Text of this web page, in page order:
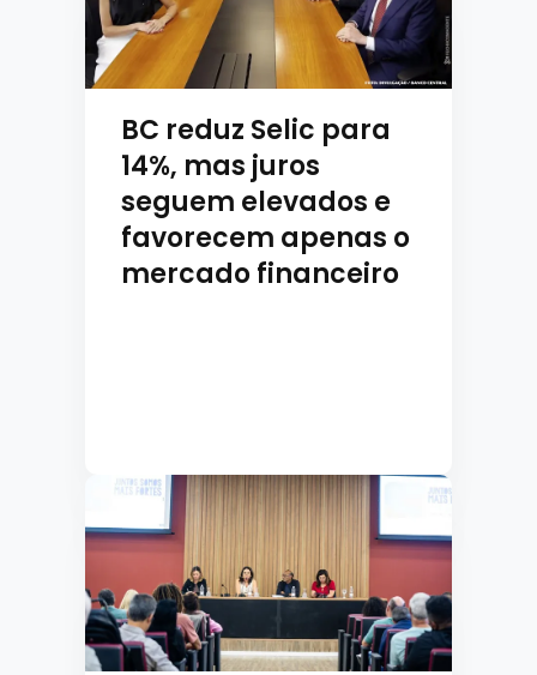
BC reduz Selic para
14%, mas juros
seguem elevados e
favorecem apenas o
mercado financeiro